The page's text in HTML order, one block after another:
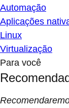
Automação
Aplicações
Linux
Virtualização
Para você